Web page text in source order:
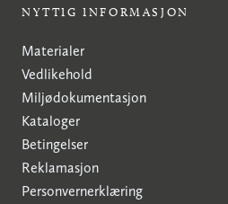
NYTTIG INFORMASJON
Materialer
Vedlikehold
Miljødokumentasjon
Kataloger
Betingelser
Reklamasjon
Personvernerklæring